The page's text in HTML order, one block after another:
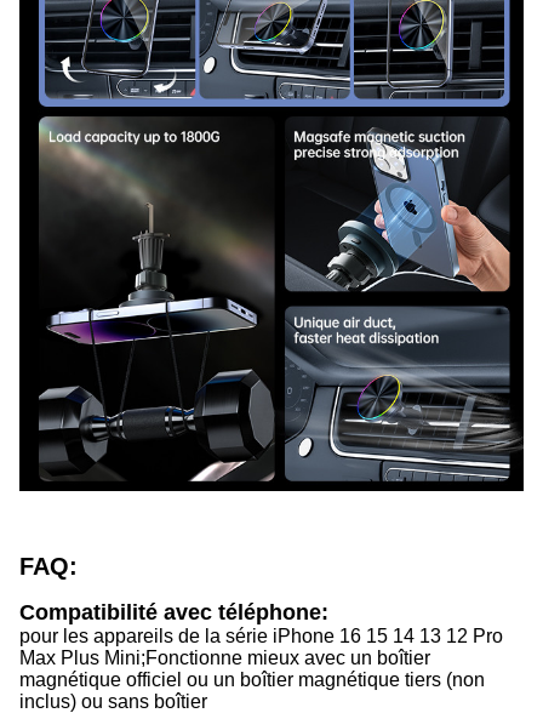
FAQ:
Compatibilité avec téléphone:
pour les appareils de la série iPhone 16 15 14 13 12 Pro
Max Plus Mini;Fonctionne mieux avec un boîtier
magnétique officiel ou un boîtier magnétique tiers (non
inclus) ou sans boîtier